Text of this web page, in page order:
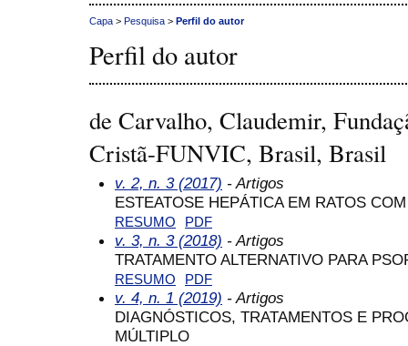
Capa > Pesquisa > Perfil do autor
Perfil do autor
de Carvalho, Claudemir,
Cristã-FUNVIC, Brasil, Brasil
v. 2, n. 3 (2017) - Artigos
ESTEATOSE HEPÁTICA EM RATOS
RESUMO PDF
v. 3, n. 3 (2018) - Artigos
TRATAMENTO ALTERNATIVO PARA
RESUMO PDF
v. 4, n. 1 (2019) - Artigos
DIAGNÓSTICOS, TRATAMENTOS E
MÚLTIPLO